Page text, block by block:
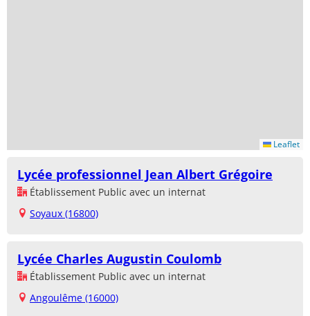
Leaflet
Lycée professionnel Jean Albert Grégoire
Établissement Public avec un internat
Soyaux (16800)
Lycée Charles Augustin Coulomb
Établissement Public avec un internat
Angoulême (16000)